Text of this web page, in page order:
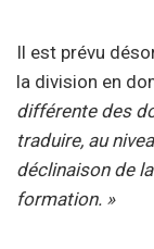
Il est prévu
la division en
différente des
traduire, au
déclinaison de
formation. »